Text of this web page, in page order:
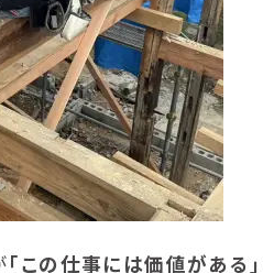
「この仕事には価値がある」